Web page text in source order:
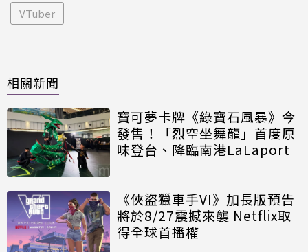
VTuber
相關新聞
寶可夢卡牌《綠寶石風暴》今
發售！「烈空坐舞龍」首度原
味登台、降臨南港LaLaport
《俠盜獵車手VI》加長版預告
將於8/27震撼來襲 Netflix取
得全球首播權